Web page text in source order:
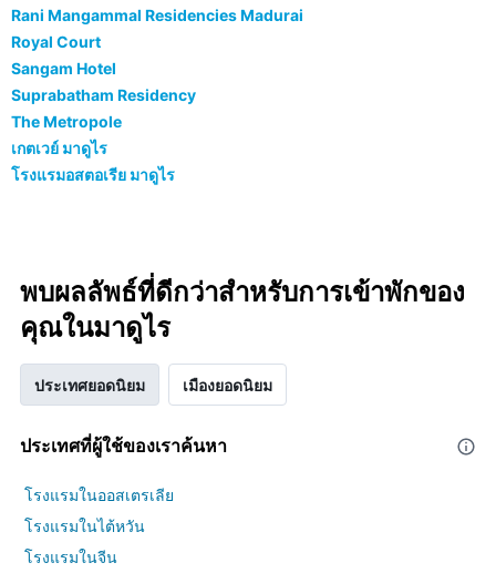
Rani Mangammal Residencies Madurai
Royal Court
Sangam Hotel
Suprabatham Residency
The Metropole
เกตเวย์ มาดูไร
โรงแรมอสตอเรีย มาดูไร
พบผลลัพธ์ที่ดีกว่าสำหรับการเข้าพักของ
คุณในมาดูไร
ประเทศยอดนิยม เมืองยอดนิยม
ประเทศที่ผู้ใช้ของเราค้นหา
โรงแรมในออสเตรเลีย
โรงแรมในไต้หวัน
โรงแรมในจีน